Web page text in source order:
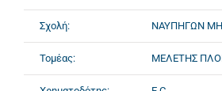
Σχολή: ΝΑΥΠΗΓΩΝ
Τομέας: ΜΕΛΕΤΗΣ